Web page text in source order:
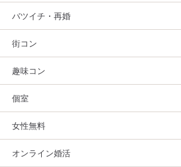
バツイチ・再婚
街コン
趣味コン
個室
女性無料
オンライン婚活